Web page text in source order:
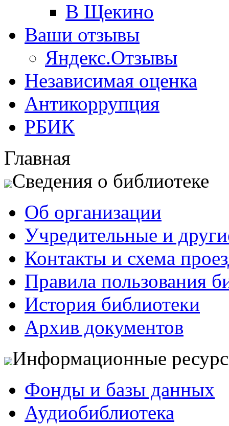
В Щекино
Ваши отзывы
Яндекс.Отзывы
Независимая оценка
Антикоррупция
РБИК
Главная
Сведения о библиотеке
Об организации
Учредительные и
Контакты и схема
Правила пользования
История библиотеки
Архив документов
Информационные
Фонды и базы данных
Аудиобиблиотека